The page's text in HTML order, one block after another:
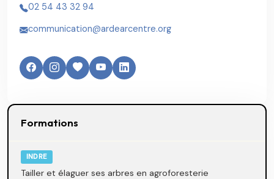
02 54 43 32 94
communication@ardearcentre.org
Formations
INDRE
Tailler et élaguer ses arbres en agroforesterie